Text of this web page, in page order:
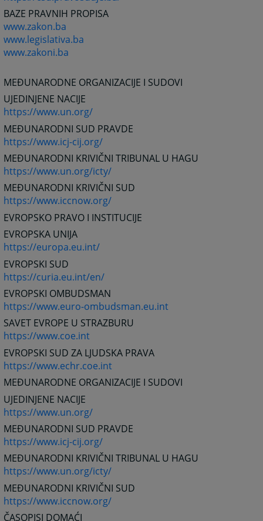
BAZE PRAVNIH PROPISA
www.zakon.ba
www.legislativa.ba
www.zakoni.ba
MEĐUNARODNE ORGANIZACIJE I SUDOVI
UJEDINJENE NACIJE
https://www.un.org/
MEĐUNARODNI SUD PRAVDE
https://www.icj-cij.org/
MEĐUNARODNI KRIVIČNI TRIBUNAL U HAGU
https://www.un.org/icty/
MEĐUNARODNI KRIVIČNI SUD
https://www.iccnow.org/
EVROPSKO PRAVO I INSTITUCIJE
EVROPSKA UNIJA
https://europa.eu.int/
EVROPSKI SUD
https://curia.eu.int/en/
EVROPSKI OMBUDSMAN
https://www.euro-ombudsman.eu.int
SAVET EVROPE U STRAZBURU
https://www.coe.int
EVROPSKI SUD ZA LJUDSKA PRAVA
https://www.echr.coe.int
MEĐUNARODNE ORGANIZACIJE I SUDOVI
UJEDINJENE NACIJE
https://www.un.org/
MEĐUNARODNI SUD PRAVDE
https://www.icj-cij.org/
MEĐUNARODNI KRIVIČNI TRIBUNAL U HAGU
https://www.un.org/icty/
MEĐUNARODNI KRIVIČNI SUD
https://www.iccnow.org/
ČASOPISI DOMAĆI